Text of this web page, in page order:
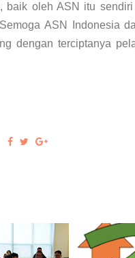
baik oleh ASN itu
ASN Indonesia
dengan terciptanya